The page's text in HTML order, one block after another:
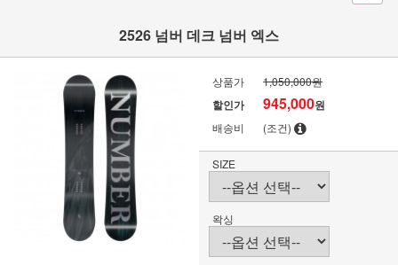
2526 넘버 데크 넘버 엑스
상품가 1,050,000원
할인가 945,000원
배송비 (조건)
SIZE
왁싱